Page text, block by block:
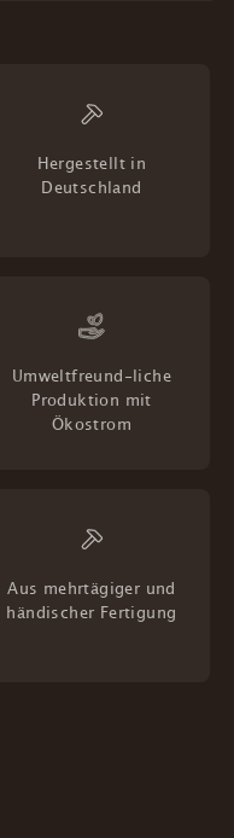
Hergestellt in
Deutschland
Umweltfreund-liche
Produktion mit
Ökostrom
Aus mehrtägiger und
händischer Fertigung